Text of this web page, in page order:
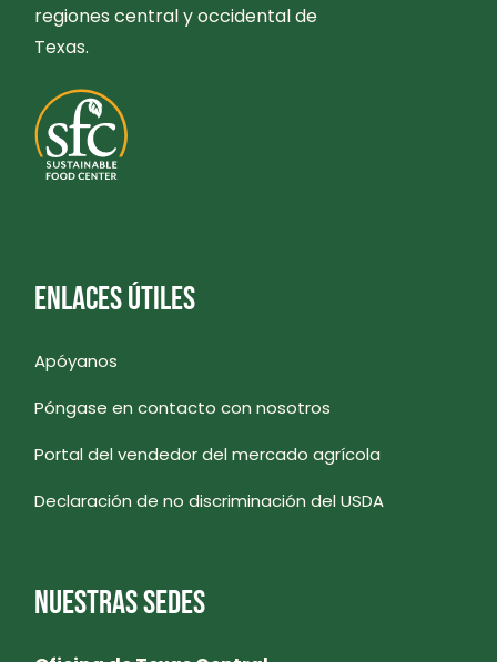
regiones central y occidental de
Texas.
ENLACES ÚTILES
Apóyanos
Póngase en contacto con nosotros
Portal del vendedor del mercado agrícola
Declaración de no discriminación del USDA
NUESTRAS SEDES